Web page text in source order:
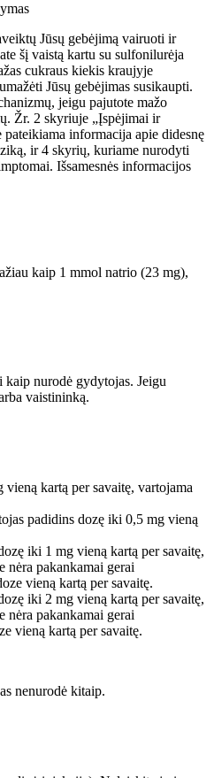
Jūsų gebėjimą vairuoti ir
šį vaistą kartu su sulfonilurėja
cukraus kiekis kraujyje
Jūsų gebėjimas susikaupti.
jeigu pajutote mažo
Žr. 2 skyriuje „Įspėjimai ir
informacija apie didesnę
ir 4 skyrių, kuriame nurodyti
Išsamesnės informacijos
kaip 1 mmol natrio (23 mg),
nurodė gydytojas. Jeigu
vaistininką.
vieną kartą per savaitę, vartojama
padidins dozę iki 0,5 mg vieną
iki 1 mg vieną kartą per savaitę,
nėra pakankamai gerai
vieną kartą per savaitę.
iki 2 mg vieną kartą per savaitę,
nėra pakankamai gerai
vieną kartą per savaitę.
nenurodė kitaip.